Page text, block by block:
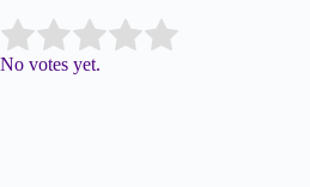
Rate this item:
No votes yet.